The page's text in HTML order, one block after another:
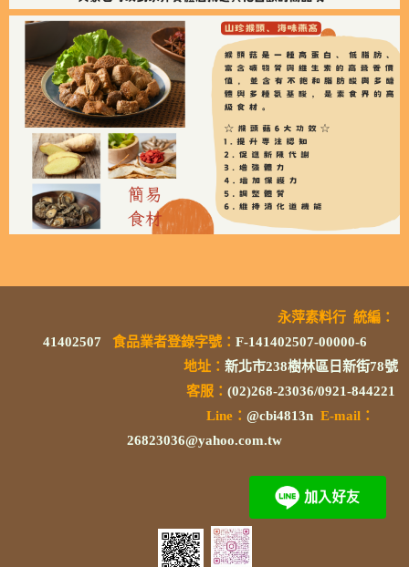
永萍素料行 統編 ：
41402507
食品業者登錄字號： F-141402507-00000-6
地址： 新北市238樹林區日新街78號
客服： (02)268-23036/0921-844221
Line： @cbi4813n E-mail：
26823036@yahoo.com.tw